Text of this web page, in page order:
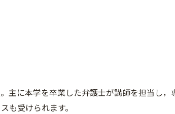
主に本学を卒業した弁護士が講師を担当し，
も受けられます。